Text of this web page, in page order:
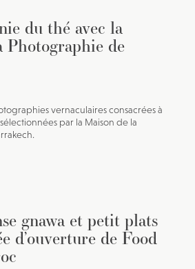
du thé avec la
Photographie de
vernaculaires consacrées à
par la Maison de la
gnawa et petit plats
d’ouverture de Food